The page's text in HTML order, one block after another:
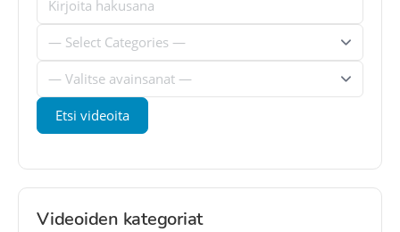
Videoiden kategoriat